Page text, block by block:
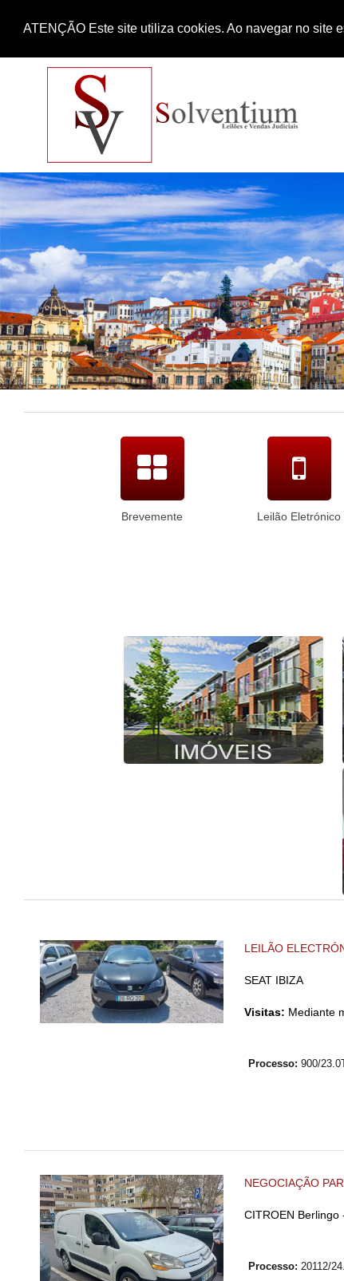
ATENÇÃO Este site utiliza cookies. Ao navegar no site
Brevemente Leilão Eletrónico
LEILÃO
SEAT IBIZA
Visitas: Mediante
Processo: 900/
NEGOCIAÇÃO
CITROEN Berlingo
Processo: 20112/